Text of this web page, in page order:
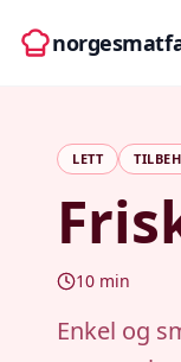
LETT
10 min
Enkel og